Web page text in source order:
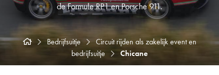
de Formule RP1 en Porsche 911.
Bedrijfsuitje
Circuit rijden als zakelijk event en
bedrijfsuitje
Chicane